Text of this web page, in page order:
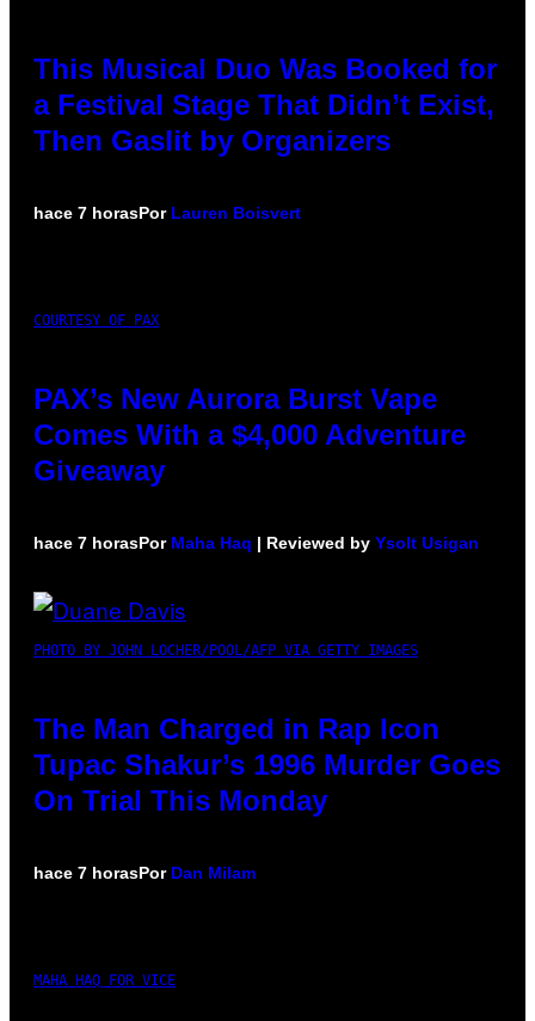
This Musical Duo Was Booked for
a Festival Stage That Didn’t Exist,
Then Gaslit by Organizers
hace 7 horasPor Lauren Boisvert
COURTESY OF PAX
PAX’s New Aurora Burst Vape
Comes With a $4,000 Adventure
Giveaway
hace 7 horasPor Maha Haq | Reviewed by Ysolt Usigan
PHOTO BY JOHN LOCHER/POOL/AFP VIA GETTY IMAGES
The Man Charged in Rap Icon
Tupac Shakur’s 1996 Murder Goes
On Trial This Monday
hace 7 horasPor Dan Milam
MAHA HAQ FOR VICE